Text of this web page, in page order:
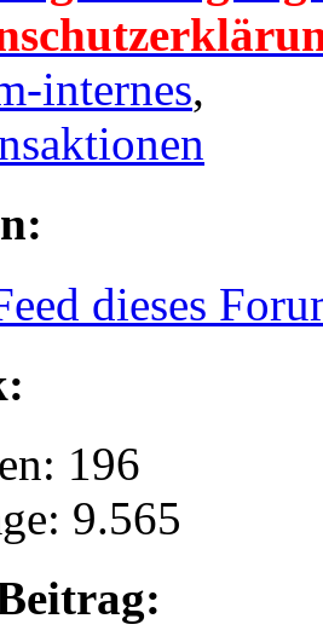
internes,
dieses
196
9.565